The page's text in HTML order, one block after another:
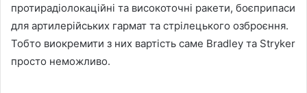
протирадіолокаційні та високоточні ракети, боєприпаси
для артилерійських гармат та стрілецького озброєння.
Тобто виокремити з них вартість саме Bradley та Stryker
просто неможливо.